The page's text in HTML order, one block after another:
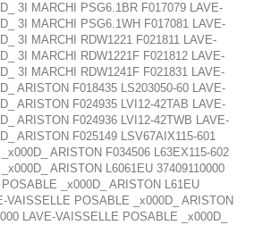
3I MARCHI PSG6.1BR F017079 LAVE-
3I MARCHI PSG6.1WH F017081 LAVE-
3I MARCHI RDW1221 F021811 LAVE-
3I MARCHI RDW1221F F021812 LAVE-
3I MARCHI RDW1241F F021831 LAVE-
ARISTON F018435 LS203050-60 LAVE-
ARISTON F024935 LVI12-42TAB LAVE-
ARISTON F024936 LVI12-42TWB LAVE-
ARISTON F025149 LSV67AIX115-601
ARISTON F034506 L63EX115-602
ARISTON L6061EU 37409110000
_x000D_ ARISTON L61EU
VAISSELLE POSABLE _x000D_ ARISTON
LAVE-VAISSELLE POSABLE _x000D_